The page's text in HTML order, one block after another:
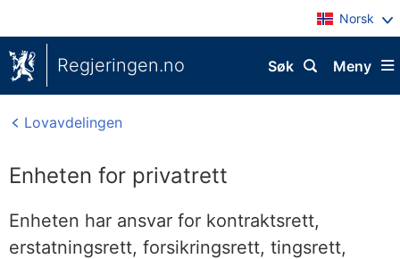
Norsk
Regjeringen.no Meny
Søk
Lovavdelingen
Enheten for privatrett
Enheten har ansvar for kontraktsrett,
erstatningsrett, forsikringsrett, tingsrett,